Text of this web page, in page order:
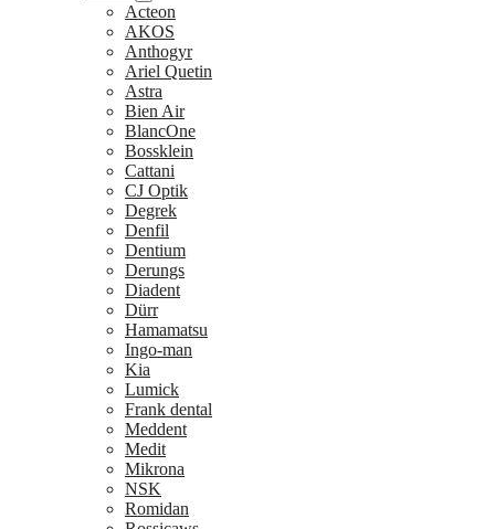
Acteon
AKOS
Anthogyr
Ariel Quetin
Astra
Bien Air
BlancOne
Bossklein
Cattani
CJ Optik
Degrek
Denfil
Dentium
Derungs
Diadent
Dürr
Hamamatsu
Ingo-man
Kia
Lumick
Frank dental
Meddent
Medit
Mikrona
NSK
Romidan